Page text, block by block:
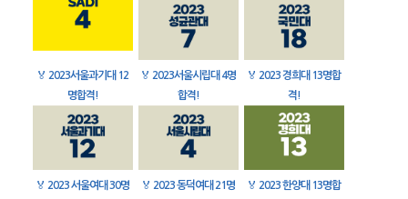
🏅 2023서울과기대 12
명합격!
🏅 2023서울시립대 4명
합격!
🏅 2023 경희대 13명합
격!
🏅 2023 서울여대 30명
🏅 2023 동덕여대 21명
🏅 2023 한양대 13명합